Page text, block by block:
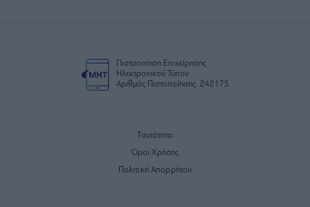
Πιστοποίηση Επιχείρησης
Ηλεκτρονικού Τύπου
Αριθμός Πιστοποίησης: 242175
Ταυτότητα
Όροι Χρήσης
Πολιτική Απορρήτου